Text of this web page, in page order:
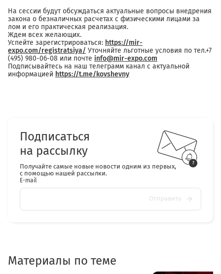
На сессии будут обсуждаться актуальные вопросы внедрения
закона о безналичных расчетах с физическими лицами за
лом и его практическая реализация.
Ждем всех желающих.
Успейте зарегистрироваться: https://mir-
expo.com/registratsiya/ Уточняйте льготные условия по тел.+7
(495) 980-06-08 или почте info@mir-expo.com
Подписывайтесь на наш телеграмм канал с актуальной
информацией https://t.me/kovshevny
Подписаться
на рассылку
Получайте самые новые новости одним из первых,
с помощью нашей рассылки.
E-mail
Отправить
Материалы по теме